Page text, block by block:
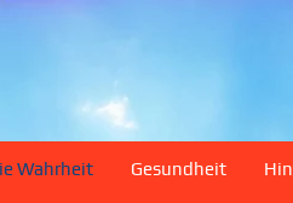
Wahrheit Gesundheit